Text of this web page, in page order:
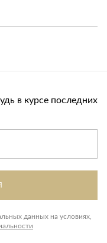
в курсе последних
данных на условиях,